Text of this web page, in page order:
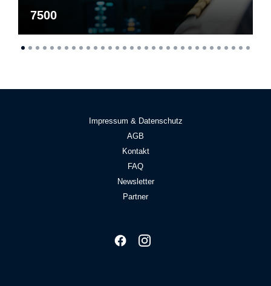
7500
Impressum & Datenschutz
AGB
Kontakt
FAQ
Newsletter
Partner